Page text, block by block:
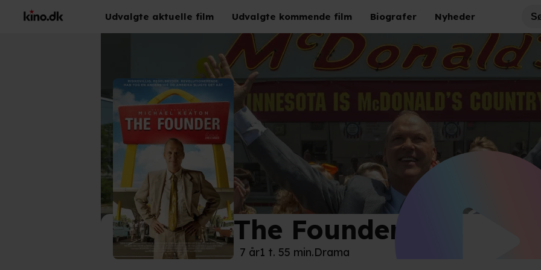
Udvalgte aktuelle film Udvalgte kommende film Biografer Nyheder
©UIP
The Founder
7 år1 t. 55 min.Drama